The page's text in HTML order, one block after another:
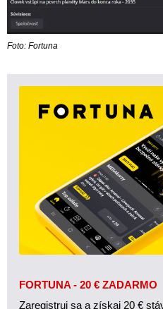
Foto: Fortuna
FORTUNA - 20 € ZADARMO
Zaregistruj sa a získaj 20 €